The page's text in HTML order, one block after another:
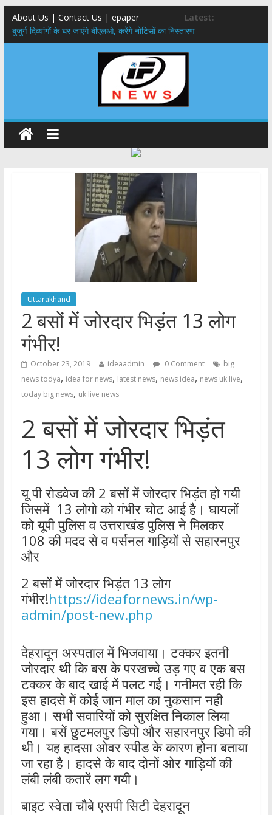
About Us | Contact Us | epaper
Latest:
बुजुर्ग-दिव्यांगों के घर जाएंगे बीएलओ, करेंगे नोटिसों का निस्तारण
24×7 अलर्ट मोड में रहें अधिकारी-मुख्य सचिव मानसून-एसईओसी से मुख्य सचिव ने
की विस्तृत समीक्षा कहा-बंद सड़कों को शीघ्र खोला जाए, लोगों को न हो दिक्कत
459 करोड़ से एचएनबी गढ़वाल विश्वविद्यालय में अनुसंधान संरचना होगी सुदृढ,उच्च
शिक्षा मंत्री धन सिंह रावत ने नवनियुक्त केन्द्रीय शिक्षा मंत्री से की मुलाकात
मुख्यमंत्री से महानिदेशक एनसीसी ने की शिष्टाचार भेंट,उत्तराखण्ड में एनसीसी के
विस्तार एवं आधुनिक आधारभूत संरचना के विकास पर हुई महत्वपूर्ण चर्चा
एमडीडीए बोर्ड बैठक, देहरादून और मसूरी के विकास के लिए 25 बड़े प्रस्तावों को मिली
हरी झंडी
Uttarakhand
2 बसों में जोरदार भिड़ंत 13 लोग
गंभीर!
October 23, 2019 ideaadmin 0 Comment
big
news todya, idea for news, latest news, news idea, news uk live,
today big news, uk live news
2 बसों में जोरदार भिड़ंत
13 लोग गंभीर!
यू पी रोडवेज की 2 बसों में जोरदार भिड़ंत हो गयी
जिसमें 13 लोगो को गंभीर चोट आई है। घायलों
को यूपी पुलिस व उत्तराखंड पुलिस ने मिलकर
108 की मदद से व पर्सनल गाड़ियों से सहारनपुर
और
2 बसों में जोरदार भिड़ंत 13 लोग
गंभीर!https://ideafornews.in/wp-
admin/post-new.php
देहरादून अस्पताल में भिजवाया। टक्कर इतनी
जोरदार थी कि बस के परखच्चे उड़ गए व एक बस
टक्कर के बाद खाई में पलट गई। गनीमत रही कि
इस हादसे में कोई जान माल का नुकसान नही
हुआ। सभी सवारियों को सुरक्षित निकाल लिया
गया। बसें छुटमलपुर डिपो और सहारनपुर डिपो की
थी। यह हादसा ओवर स्पीड के कारण होना बताया
जा रहा है। हादसे के बाद दोनों ओर गाड़ियों की
लंबी लंबी कतारें लग गयी।
बाइट स्वेता चौबे एसपी सिटी देहरादून